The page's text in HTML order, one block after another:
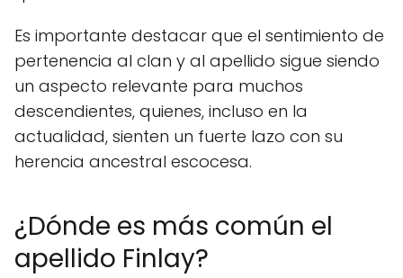
Es importante destacar que el sentimiento de
pertenencia al clan y al apellido sigue siendo
un aspecto relevante para muchos
descendientes, quienes, incluso en la
actualidad, sienten un fuerte lazo con su
herencia ancestral escocesa.
¿Dónde es más común el
apellido Finlay?